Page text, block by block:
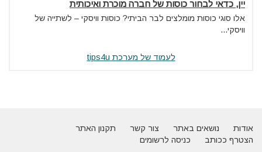
יין, כדאי לבחור כוסות של חברה מוכרת ואיכותית
אלו סוגי כוסות מומלצים לבר הביתי? כוסות וויסקי – לשתייה של
וויסקי...
לעמוד של מערכת tips4u
אודות נושאים באתר צור קשר
תקנון האתר
הצטרף ככותב
כניסה לרשומים